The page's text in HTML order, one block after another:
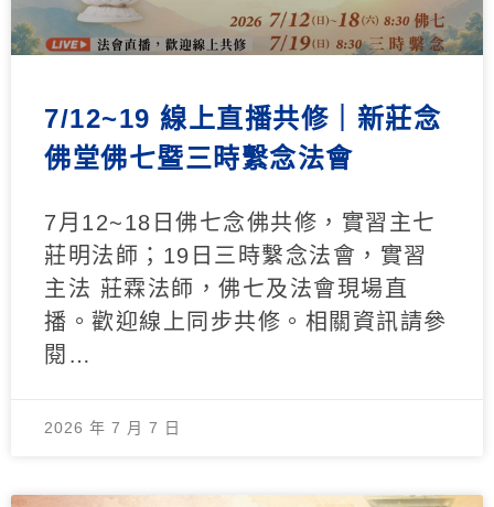
7/12~19 線上直播共修｜新莊念
佛堂佛七暨三時繫念法會
7月12~18日佛七念佛共修，實習主七
莊明法師；19日三時繫念法會，實習
主法 莊霖法師，佛七及法會現場直
播。歡迎線上同步共修。相關資訊請參
閱…
2026 年 7 月 7 日